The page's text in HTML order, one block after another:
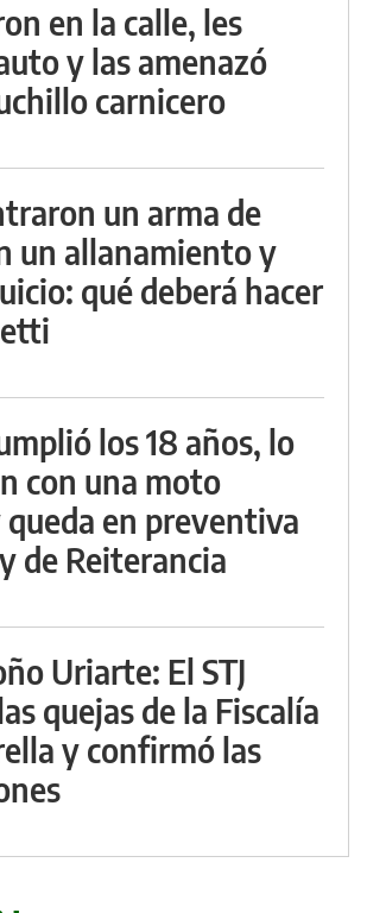
en la calle, les
y las amenazó
carnicero
un arma de
un allanamiento y
qué deberá hacer
los 18 años, lo
con una moto
queda en preventiva
de Reiterancia
Uriarte: El STJ
quejas de la Fiscalía
y confirmó las